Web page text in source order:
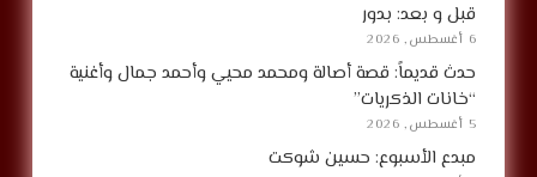
قبل و بعد: بدور
6 أغسطس, 2026
حدث قديماً: قصة أصالة ومحمد محيي وأحمد جمال وأغنية
“خانات الذكريات”
5 أغسطس, 2026
مبدع الأسبوع: حسين شوكت